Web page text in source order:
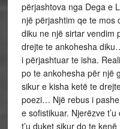
përjashtova nga Dega e
një përjashtim qe te mos
diku ne një sirtar vendim
drejte te ankohesha
i përjashtuar te isha.
po te ankohesha për një
sikur e kisha ketë te
poezi… Një rebus i
e sofistikuar. Njerëzve
t’u duket sikur do te